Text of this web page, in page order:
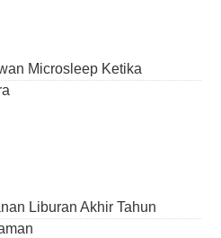
Microsleep Ketika
Liburan Akhir Tahun